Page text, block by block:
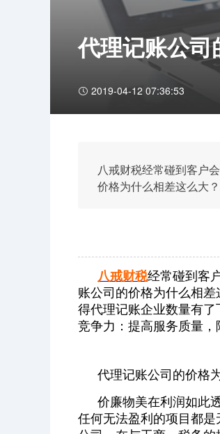
代理记账公
2019-04-12 07:36:53
八戒财税经常碰到客户
价格为什么相差这么大
八戒财税经常碰到客
账公司的价格为什么相
得代理记账企业数量有
竞争力：提高服务质量，
代理记账公司的价格
价廉物美在利润如此
任何无法盈利的项目都